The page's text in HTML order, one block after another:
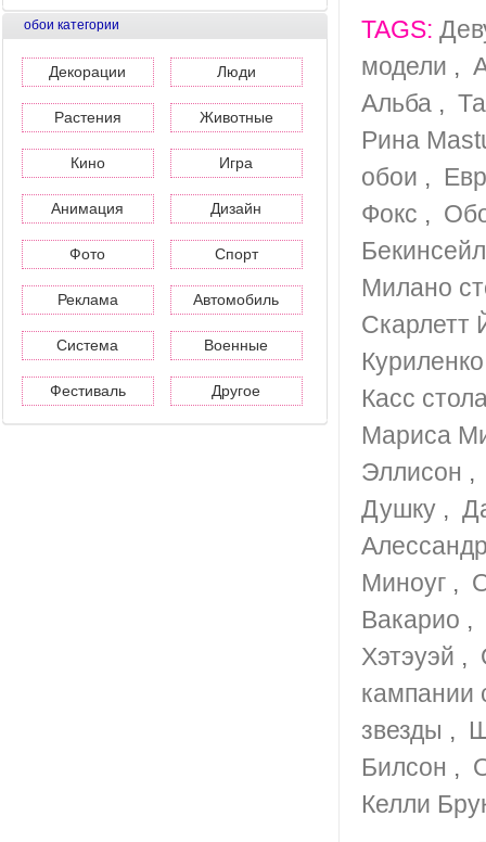
обои категории
Декорации Люди
Растения Животные
Кино Игра
Анимация Дизайн
Фото Спорт
Реклама Автомобиль
Система Военные
Фестиваль Другое
TAGS:
модели ,
Альба ,
Рина
обои ,
Фокс ,
Бекинсейл
Милано
Скарлетт
Куриленко
Касс
Мариса
Эллисон
Душку ,
Миноуг ,
Вакарио ,
Хэтэуэй ,
кампании
звезды ,
Билсон ,
Келли